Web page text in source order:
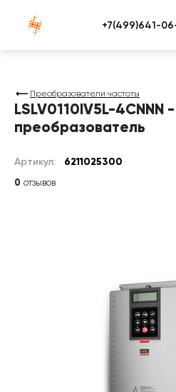
Атлантснаб
Преобразователи частоты
LSLV0110IV5L-4CNNN
преобразователь
Артикул: 6211025300